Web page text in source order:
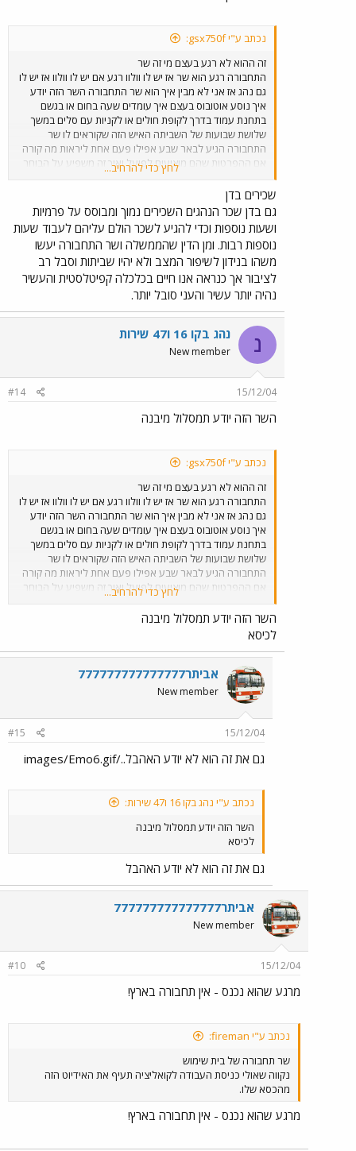
נכתב ע"י gsx750f:
זה ההוא לא רגע בעצם מי זה שר
התחבורה רגע הוא שר אז יש לו וולוו רגע אם יש לו וולוו אז יש לו
גם נהג אז אני לא מבין איך הוא שר התחבורה השר הזה יודע
איך נוסע אוטובוס בעצם איך עומדים שעה בחום או בגשם
בתחנת עמוד בדרך לקופת חולים או לקניות עם סלים במשך
שלושת שבועות של השביתה האיש הזה שקוראים לו שר
התחבורה הגיע לבאר שבע אפילו פעם אחת ליראות מה קורה
אם ההפרטות שהם מוציעים לפועל ואיך זה משפיע על הבוחר
הקטן לא ולא למה כי הם בוחרים ליכוד גם ככה זה בדם אי
אפשר לשנות אז מי זה השר בעצם אז שלא יעבדו עלכם
לחץ כדי להרחיב...
שכירים בדן
גם בדן שכר הנהגים השכירים נמוך ומבוסס על פרמיות
ושעות נוספות וכדי להגיע לשכר הולם עליהם לעבוד שעות
נוספות רבות. ומן הדין שהממשלה ושר התחבורה יעשו
משהו בנידון לשיפור המצב ולא יהיו שביתות וסבל רב
לציבור אך כנראה אנו חיים בכלכלה קפיטלסטית והעשיר
נהיה יותר עשיר והעני סובל יותר.
נ נהג בקו 16 ו47 שירות
New member
15/12/04
#14
השר הזה יודע תמסלול מיבנה
נכתב ע"י gsx750f:
זה ההוא לא רגע בעצם מי זה שר
התחבורה רגע הוא שר אז יש לו וולוו רגע אם יש לו וולוו אז יש לו
גם נהג אז אני לא מבין איך הוא שר התחבורה השר הזה יודע
איך נוסע אוטובוס בעצם איך עומדים שעה בחום או בגשם
בתחנת עמוד בדרך לקופת חולים או לקניות עם סלים במשך
שלושת שבועות של השביתה האיש הזה שקוראים לו שר
התחבורה הגיע לבאר שבע אפילו פעם אחת ליראות מה קורה
אם ההפרטות שהם מוציעים לפועל ואיך זה משפיע על הבוחר
הקטן לא ולא למה כי הם בוחרים ליכוד גם ככה זה בדם אי
אפשר לשנות אז מי זה השר בעצם אז שלא יעבדו עלכם
לחץ כדי להרחיב...
השר הזה יודע תמסלול מיבנה
לכיסא
אביתר777777777777777
New member
15/12/04
#15
גם את זה הוא לא יודע האהבל../images/Emo6.gif
נכתב ע"י נהג בקו 16 ו47 שירות:
השר הזה יודע תמסלול מיבנה
לכיסא
גם את זה הוא לא יודע האהבל
אביתר777777777777777
New member
15/12/04
#10
מרגע שהוא נכנס - אין תחבורה בארץ!
נכתב ע"י fireman:
שר תחבורה של בית שימוש
נקווה שאולי כניסת העבודה לקואליציה תעיף את האידיוט הזה
מהכסא שלו.
מרגע שהוא נכנס - אין תחבורה בארץ!